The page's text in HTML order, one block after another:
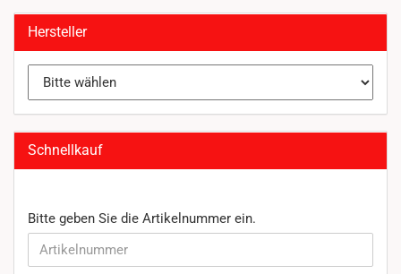
Hersteller
Schnellkauf
BITTE
GEBEN
SIE
Bitte geben Sie die Artikelnummer ein.